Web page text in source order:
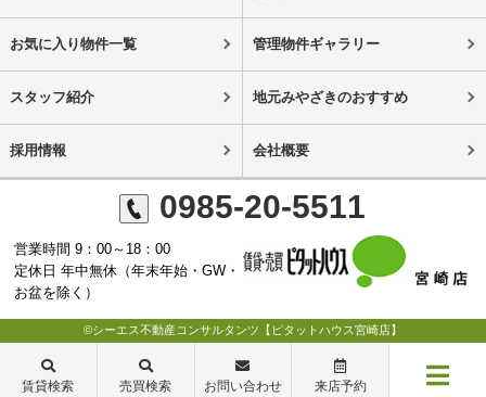
お気に入り物件一覧 管理物件ギャラリー
スタッフ紹介 地元みやざきのおすすめ
採用情報 会社概要
0985-20-5511
営業時間 9：00～18：00
定休日 年中無休（年末年始・GW・
お盆を除く）
©シーエス不動産コンサルタンツ【ピタットハウス宮崎店】
賃貸検索 売買検索 お問い合わせ 来店予約